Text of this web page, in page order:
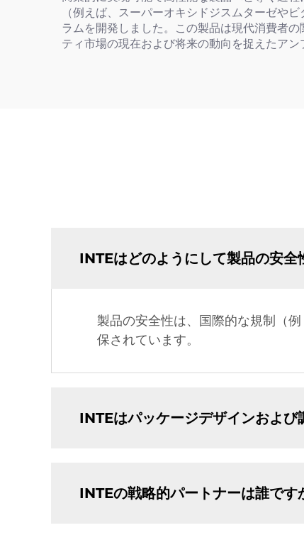
（例えば、スーパーオキシドジスムターゼや
ラムを開発しました。この製品は現代消費者
ティ市場の現在および将来の動向を捉えたアン
INTEはどのようにして製品の安全
製品の安全性は、国際的な規制（
保されています。
INTEはパッケージデザインおよび
INTEの戦略的パートナーは誰です